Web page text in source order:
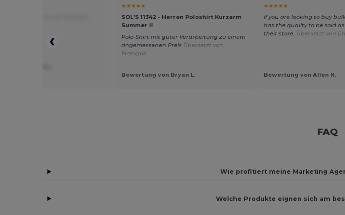
★★★★★
SOL'S 11342 - Herren Poloshirt Kurzarm
Summer II
Polo-Shirt mit guter Verarbeitung zu einem
angemessenen Preis Übersetzt von
Français
Bewertung von Bryan L.
★★★★★
if you are looking to buy
has the quality to be sold
their store. Übersetzt von
Bewertung von Allen N.
FAQ
Wie profitiert meine Marketing
Welche Produkte eignen sich am